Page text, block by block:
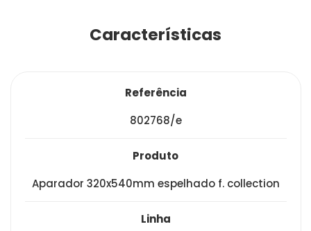
Características
referência
802768/e
produto
aparador 320x540mm espelhado f. collection
linha